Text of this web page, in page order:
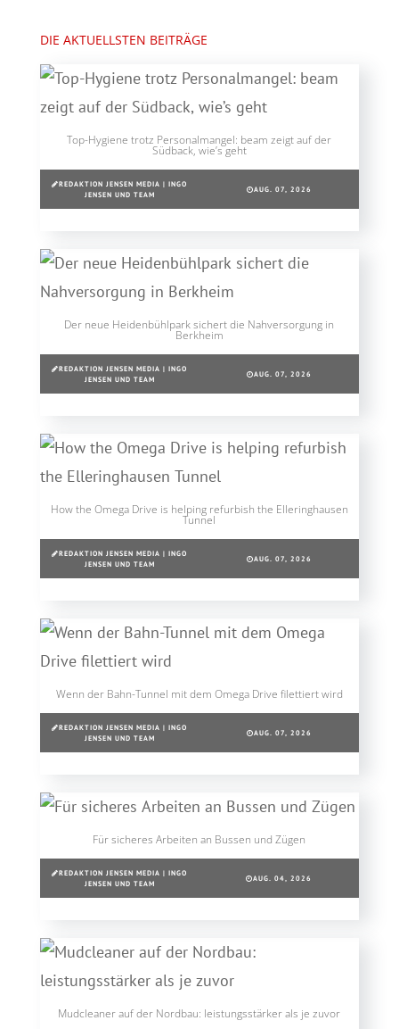
DIE AKTUELLSTEN BEITRÄGE
Top-Hygiene trotz Personalmangel: beam zeigt auf der
Südback, wie’s geht
REDAKTION JENSEN MEDIA | INGO
JENSEN UND TEAM
AUG. 07, 2026
Der neue Heidenbühlpark sichert die Nahversorgung in
Berkheim
REDAKTION JENSEN MEDIA | INGO
JENSEN UND TEAM
AUG. 07, 2026
How the Omega Drive is helping refurbish the Elleringhausen
Tunnel
REDAKTION JENSEN MEDIA | INGO
JENSEN UND TEAM
AUG. 07, 2026
Wenn der Bahn-Tunnel mit dem Omega Drive filettiert wird
REDAKTION JENSEN MEDIA | INGO
JENSEN UND TEAM
AUG. 07, 2026
Für sicheres Arbeiten an Bussen und Zügen
REDAKTION JENSEN MEDIA | INGO
JENSEN UND TEAM
AUG. 04, 2026
Mudcleaner auf der Nordbau: leistungsstärker als je zuvor